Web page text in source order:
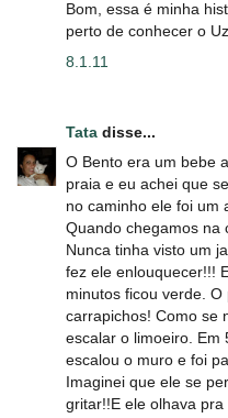
Bom, essa é minha
perto de conhecer o
8.1.11
Tata disse...
O Bento era um bebe
praia e eu achei que
no caminho ele foi um
Quando chegamos na
Nunca tinha visto um
fez ele enlouquecer!!!
minutos ficou verde.
carrapichos! Como se
escalar o limoeiro. Em
escalou o muro e foi
Imaginei que ele se
gritar!!E ele olhava